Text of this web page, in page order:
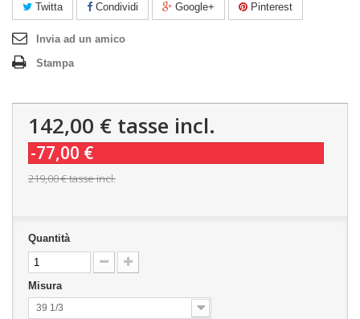
Twitta Condividi Google+ Pinterest
Invia ad un amico
Stampa
142,00 € tasse incl.
-77,00 €
219,00 €tasse incl.
Quantità
Misura
39 1/3